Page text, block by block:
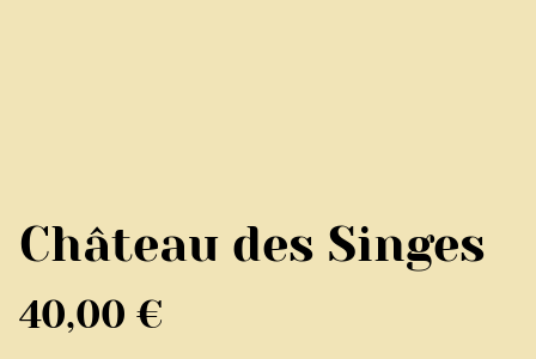
Château des Singes
40,00 €